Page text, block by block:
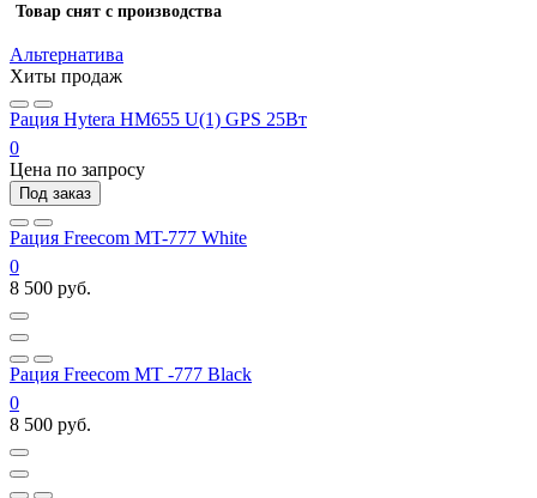
Товар снят с производства
Альтернатива
Хиты продаж
Рация Hytera HM655 U(1) GPS 25Вт
0
Цена по запросу
Под заказ
Рация Freecom MT-777 White
0
8 500 руб.
Рация Freecom МТ -777 Black
0
8 500 руб.